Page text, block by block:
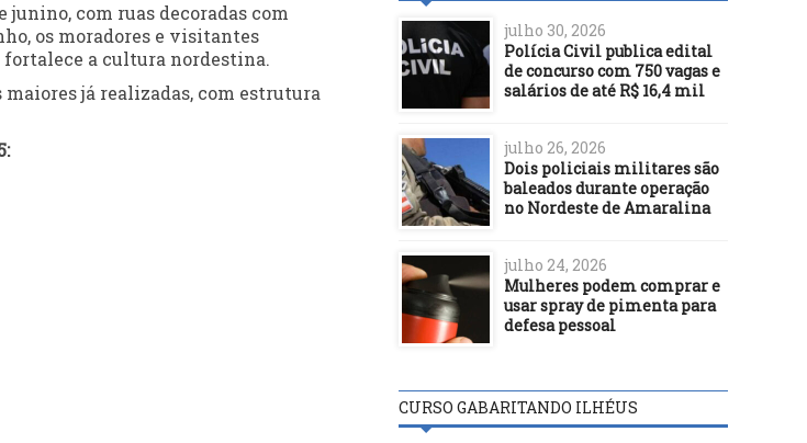
com ruas decoradas com
os moradores e visitantes
a cultura nordestina.
maiores já realizadas, com estrutura
julho 30, 2026
Polícia Civil publica edital
de concurso com 750 vagas e
salários de até R$ 16,4 mil
julho 26, 2026
Dois policiais militares são
baleados durante operação
no Nordeste de Amaralina
julho 24, 2026
Mulheres podem comprar e
usar spray de pimenta para
defesa pessoal
CURSO GABARITANDO ILHÉUS